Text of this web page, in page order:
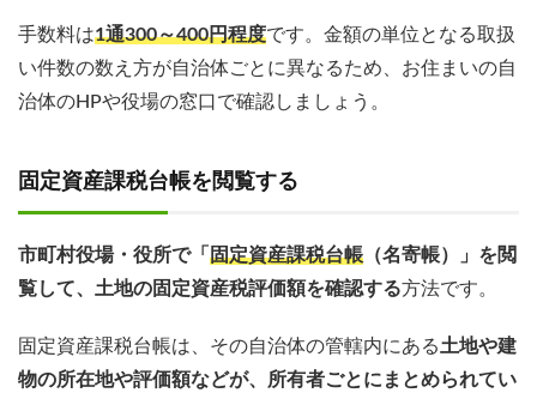
手数料は1通300～400円程度です。金額の単位となる取扱
い件数の数え方が自治体ごとに異なるため、お住まいの自
治体のHPや役場の窓口で確認しましょう。
固定資産課税台帳を閲覧する
市町村役場・役所で「 固定資産課税台帳 （名寄帳）」を閲
覧して、土地の固定資産税評価額を確認する方法です。
固定資産課税台帳は、その自治体の管轄内にある土地や建
物の所在地や評価額などが、所有者ごとにまとめられてい